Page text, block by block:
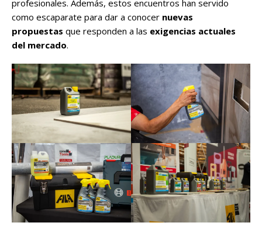
profesionales. Además, estos encuentros han servido
como escaparate para dar a conocer nuevas
propuestas que responden a las exigencias actuales
del mercado.